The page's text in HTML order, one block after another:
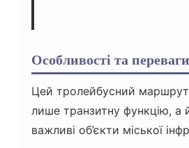
Особливості та
Цей тролейбусний
лише транзитну функцію, а
важливі об’єкти міської